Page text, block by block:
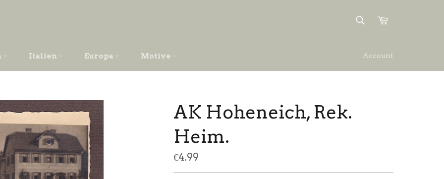
SUCHEN
Italien Europa Motive Account
AK Hoheneich, Rek.
Heim.
Normaler
Preis
€4.99